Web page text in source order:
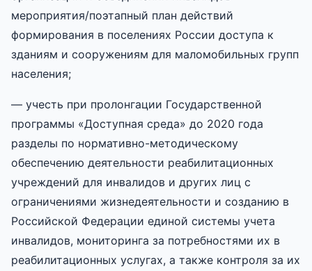
мероприятия/поэтапный план действий
формирования в поселениях России доступа к
зданиям и сооружениям для маломобильных групп
населения;
— учесть при пролонгации Государственной
программы «Доступная среда» до 2020 года
разделы по нормативно-методическому
обеспечению деятельности реабилитационных
учреждений для инвалидов и других лиц с
ограничениями жизнедеятельности и созданию в
Российской Федерации единой системы учета
инвалидов, мониторинга за потребностями их в
реабилитационных услугах, а также контроля за их